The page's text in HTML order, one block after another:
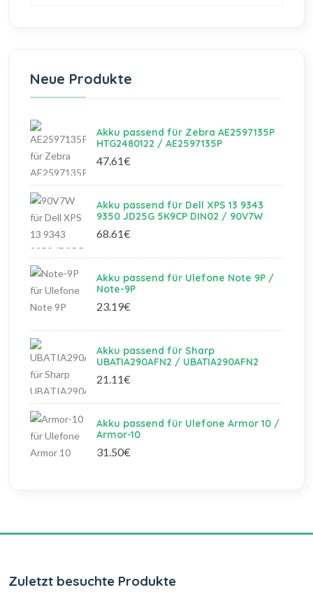
Neue Produkte
Akku passend für Zebra AE2597135P
HTG2480122 / AE2597135P
47.61€
Akku passend für Dell XPS 13 9343
9350 JD25G 5K9CP DIN02 / 90V7W
68.61€
Akku passend für Ulefone Note 9P /
Note-9P
23.19€
Akku passend für Sharp
UBATIA290AFN2 / UBATIA290AFN2
21.11€
Akku passend für Ulefone Armor 10 /
Armor-10
31.50€
Zuletzt besuchte Produkte